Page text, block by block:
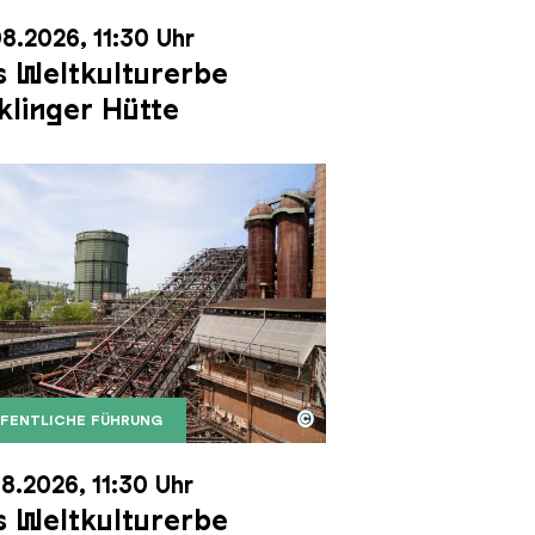
11:30 Uhr
Weltkulturerbe
Hütte
Gasometer im Hintergrund
Heinrich Veith
FÜHRUNG
der Völklinger Hütte mit dem
Weltkulturerbe Völklinger Hütte | Karl
©
11:30 Uhr
Weltkulturerbe